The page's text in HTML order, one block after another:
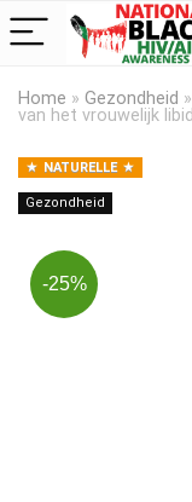
Home » Gezondheid »
van het vrouwelijk
NATURELLE
Gezondheid
-25%